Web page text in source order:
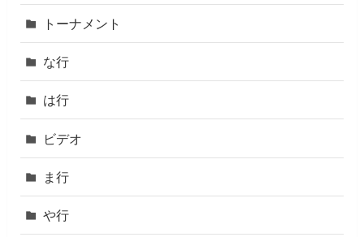
トーナメント
な行
は行
ビデオ
ま行
や行